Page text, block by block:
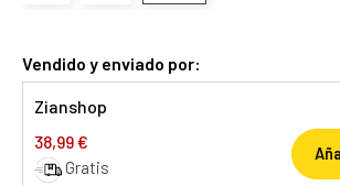
Vendido y enviado por:
Zianshop
38,99 €
Gratis